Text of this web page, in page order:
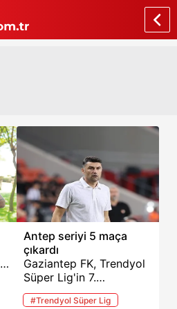
Antep seriyi 5 maça
çıkardı
Gaziantep FK, Trendyol
Süper Lig'in 7.
haftasında evinde
Samsunspor ile 2-2
#Trendyol Süper Lig